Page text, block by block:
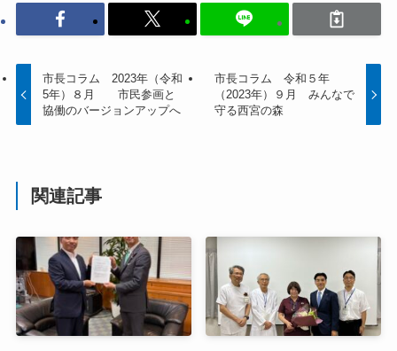
市長コラム 2023年（令和
5年）８月 市民参画と
協働のバージョンアップへ
市長コラム 令和５年
（2023年）９月 みんなで
守る西宮の森
関連記事